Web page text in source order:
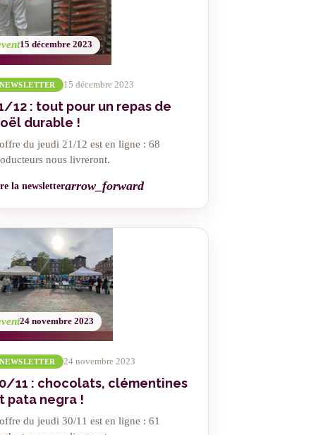
15 décembre 2023
15 décembre 2023
12 : tout pour un repas de
durable !
du jeudi 21/12 est en ligne : 68
nous livreront.
la newsletterarrow_forward
24 novembre 2023
24 novembre 2023
11 : chocolats, clémentines
pata negra !
du jeudi 30/11 est en ligne : 61